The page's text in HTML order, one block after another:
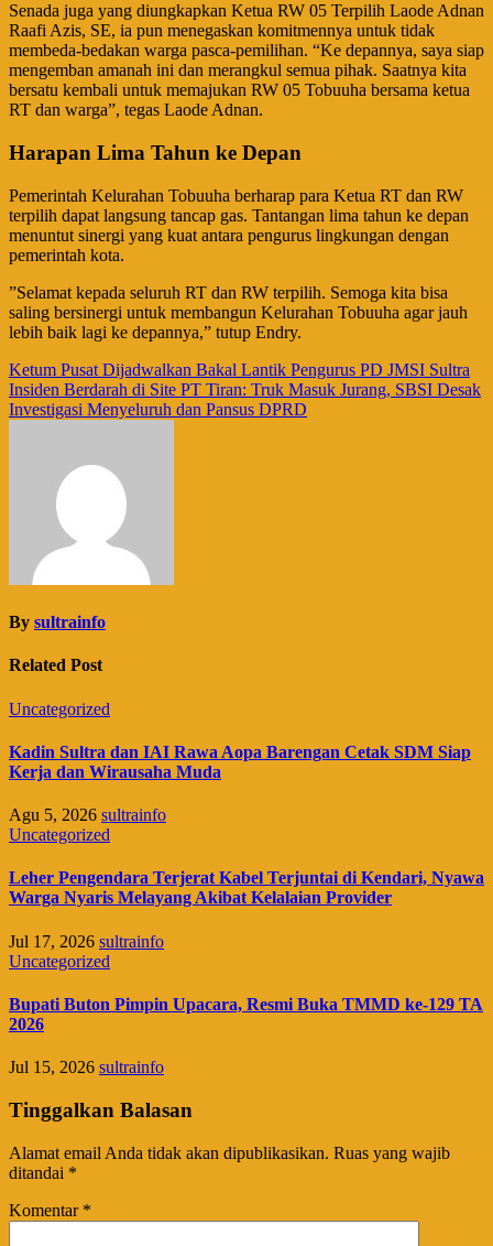
​Senada juga yang diungkapkan Ketua RW 05 Terpilih Laode Adnan
Raafi Azis, SE, ia pun menegaskan komitmennya untuk tidak
membeda-bedakan warga pasca-pemilihan. “Ke depannya, saya siap
mengemban amanah ini dan merangkul semua pihak. Saatnya kita
bersatu kembali untuk memajukan RW 05 Tobuuha bersama ketua
RT dan warga”, tegas Laode Adnan.
Harapan Lima Tahun ke Depan
​Pemerintah Kelurahan Tobuuha berharap para Ketua RT dan RW
terpilih dapat langsung tancap gas. Tantangan lima tahun ke depan
menuntut sinergi yang kuat antara pengurus lingkungan dengan
pemerintah kota.
​”Selamat kepada seluruh RT dan RW terpilih. Semoga kita bisa
saling bersinergi untuk membangun Kelurahan Tobuuha agar jauh
lebih baik lagi ke depannya,” tutup Endry.
Navigasi
pos
Ketum Pusat Dijadwalkan Bakal Lantik Pengurus PD JMSI Sultra
Insiden Berdarah di Site PT Tiran: Truk Masuk Jurang, SBSI Desak
Investigasi Menyeluruh dan Pansus DPRD
By sultrainfo
Related Post
Uncategorized
Kadin Sultra dan IAI Rawa Aopa Barengan Cetak SDM Siap
Kerja dan Wirausaha Muda
Agu 5, 2026 sultrainfo
Uncategorized
Leher Pengendara Terjerat Kabel Terjuntai di Kendari, Nyawa
Warga Nyaris Melayang Akibat Kelalaian Provider
Jul 17, 2026 sultrainfo
Uncategorized
Bupati Buton Pimpin Upacara, Resmi Buka TMMD ke-129 TA
2026
Jul 15, 2026 sultrainfo
Tinggalkan Balasan
Alamat email Anda tidak akan dipublikasikan. Ruas yang wajib
ditandai *
Komentar *